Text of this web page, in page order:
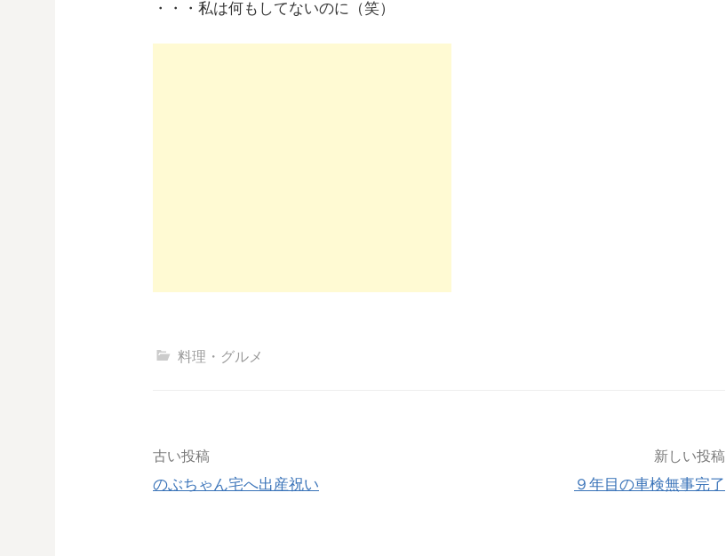
・・・私は何もしてないのに（笑）
料理・グルメ
投
古い投稿
のぶちゃん宅へ出産祝い
新しい投稿
９年目の車検無事完了